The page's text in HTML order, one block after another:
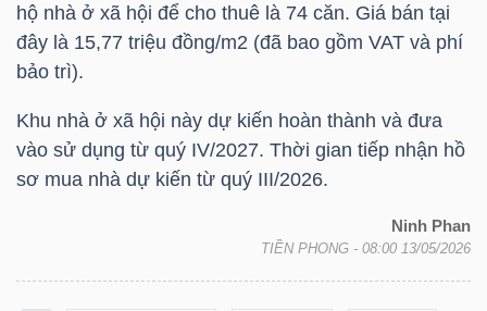
hộ nhà ở xã hội để cho thuê là 74 căn. Giá bán tại
đây là 15,77 triệu đồng/m2 (đã bao gồm VAT và phí
bảo trì).
Khu nhà ở xã hội này dự kiến hoàn thành và đưa
vào sử dụng từ quý IV/2027. Thời gian tiếp nhận hồ
sơ mua nhà dự kiến từ quý III/2026.
Ninh Phan
TIỀN PHONG - 08:00 13/05/2026
CÔNG
CỤ
TƯ